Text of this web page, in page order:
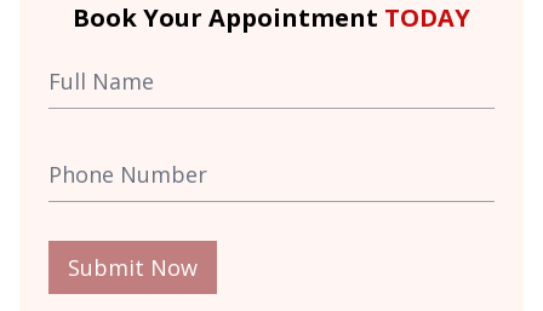
Book Your Appointment TODAY
Submit Now